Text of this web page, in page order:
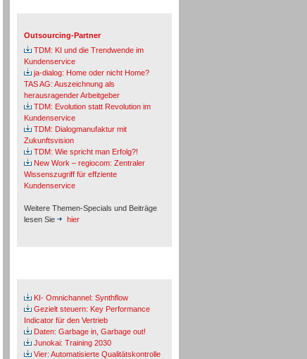
Outsourcing-Partner
TDM: KI und die Trendwende im
Kundenservice
ja-dialog: Home oder nicht Home?
TAS AG: Auszeichnung als
herausragender Arbeitgeber
TDM: Evolution statt Revolution im
Kundenservice
TDM: Dialogmanufaktur mit
Zukunftsvision
TDM: Wie spricht man Erfolg?!
New Work – regiocom: Zentraler
Wissenszugriff für effziente
Kundenservice
Weitere Themen-Specials und Beiträge
lesen Sie
hier
KI- Omnichannel: Synthflow
Gezielt steuern: Key Performance
Indicator für den Vertrieb
Daten: Garbage in, Garbage out!
Junokai: Training 2030
Vier: Automatisierte Qualitätskontrolle